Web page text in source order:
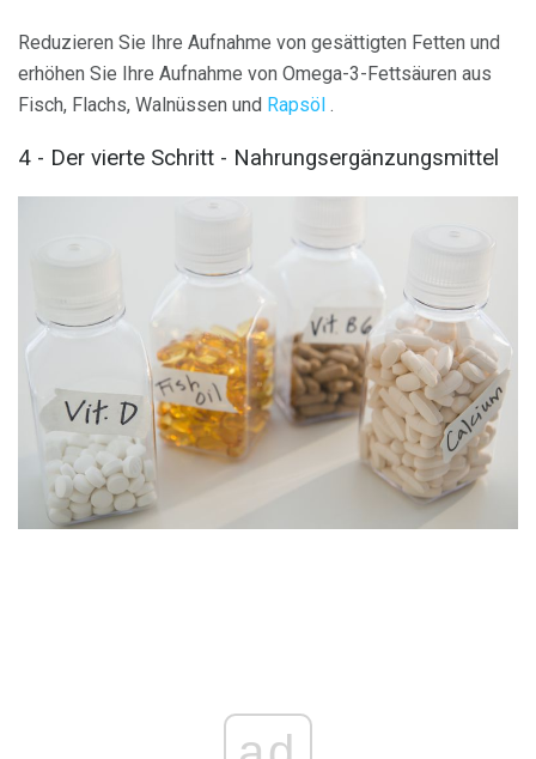
Reduzieren Sie Ihre Aufnahme von gesättigten Fetten und
erhöhen Sie Ihre Aufnahme von Omega-3-Fettsäuren aus
Fisch, Flachs, Walnüssen und Rapsöl .
4 - Der vierte Schritt - Nahrungsergänzungsmittel